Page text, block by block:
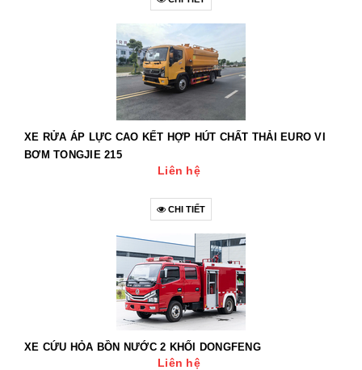
XE RỬA ÁP LỰC CAO KẾT HỢP HÚT CHẤT THẢI EURO VI
BƠM TONGJIE 215
Liên hệ
CHI TIẾT
XE CỨU HỎA BỒN NƯỚC 2 KHỐI DONGFENG
Liên hệ